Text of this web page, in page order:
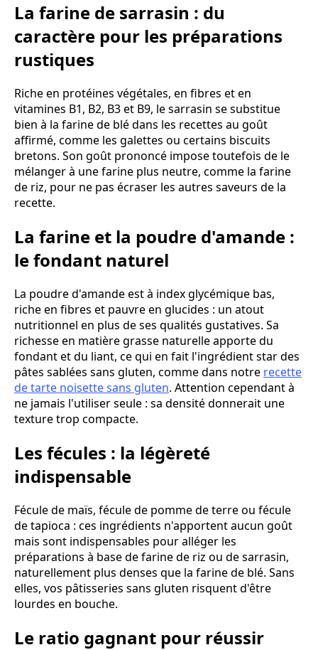
La farine de sarrasin : du
caractère pour les préparations
rustiques
Riche en protéines végétales, en fibres et en
vitamines B1, B2, B3 et B9, le sarrasin se substitue
bien à la farine de blé dans les recettes au goût
affirmé, comme les galettes ou certains biscuits
bretons. Son goût prononcé impose toutefois de le
mélanger à une farine plus neutre, comme la farine
de riz, pour ne pas écraser les autres saveurs de la
recette.
La farine et la poudre d'amande :
le fondant naturel
La poudre d'amande est à index glycémique bas,
riche en fibres et pauvre en glucides : un atout
nutritionnel en plus de ses qualités gustatives. Sa
richesse en matière grasse naturelle apporte du
fondant et du liant, ce qui en fait l'ingrédient star des
pâtes sablées sans gluten, comme dans notre recette
de tarte noisette sans gluten. Attention cependant à
ne jamais l'utiliser seule : sa densité donnerait une
texture trop compacte.
Les fécules : la légèreté
indispensable
Fécule de maïs, fécule de pomme de terre ou fécule
de tapioca : ces ingrédients n'apportent aucun goût
mais sont indispensables pour alléger les
préparations à base de farine de riz ou de sarrasin,
naturellement plus denses que la farine de blé. Sans
elles, vos pâtisseries sans gluten risquent d'être
lourdes en bouche.
Le ratio gagnant pour réussir